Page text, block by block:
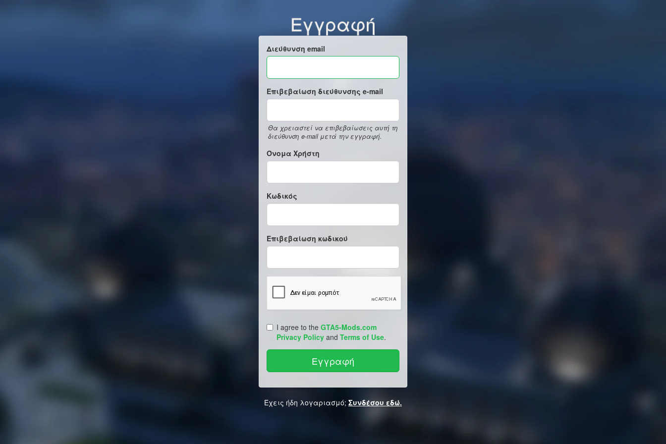
Εγγραφή
Διεύθυνση email
Επιβεβαίωση διεύθυνσης e-mail
Θα χρειαστεί να επιβεβαίωσεις αυτή τη
διεύθυνση e-mail μετά την εγγραφή.
Όνομα Χρήστη
Κωδικός
Επιβεβαίωση κωδικού
I agree to the GTA5-Mods.com
Privacy Policy and Terms of Use.
Έχεις ήδη λογαριασμό; Συνδέσου εδώ.